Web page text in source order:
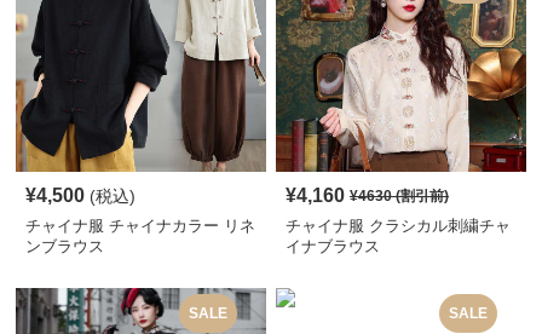
¥4,500 (税込)
チャイナ服 チャイナカラー リネ
ンブラウス
¥4,160 ¥4630(割引前)
チャイナ服 クラシカル刺繍チャ
イナブラウス
SALE SALE